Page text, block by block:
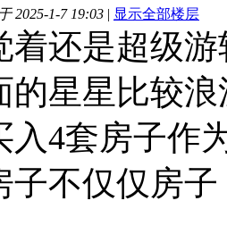
2025-1-7 19:03 | 显示全部楼层
着还是超级
的星星比较
入4套房子作
子不仅仅房